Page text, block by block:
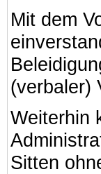
Mit dem
(verbaler)
Weiterhin
Sitten